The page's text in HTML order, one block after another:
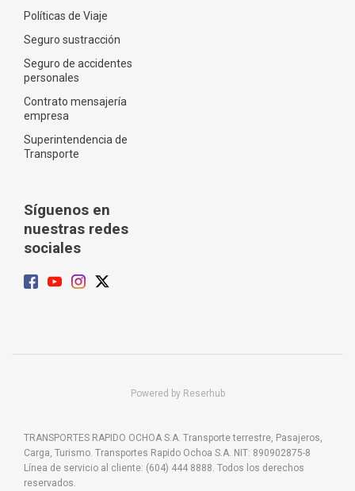
Políticas de Viaje
Seguro sustracción
Seguro de accidentes
personales
Contrato mensajería
empresa
Superintendencia de
Transporte
Síguenos en
nuestras redes
sociales
Powered by Reserhub
TRANSPORTES RAPIDO OCHOA S.A. Transporte terrestre, Pasajeros,
Carga, Turismo. Transportes Rapido Ochoa S.A. NIT: 890902875-8
Línea de servicio al cliente: (604) 444 8888. Todos los derechos
reservados.